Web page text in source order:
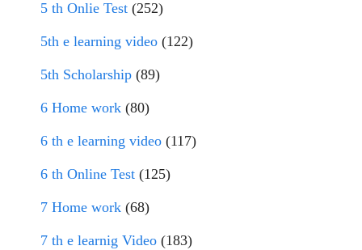
5 th Onlie Test (252)
5th e learning video (122)
5th Scholarship (89)
6 Home work (80)
6 th e learning video (117)
6 th Online Test (125)
7 Home work (68)
7 th e learnig Video (183)